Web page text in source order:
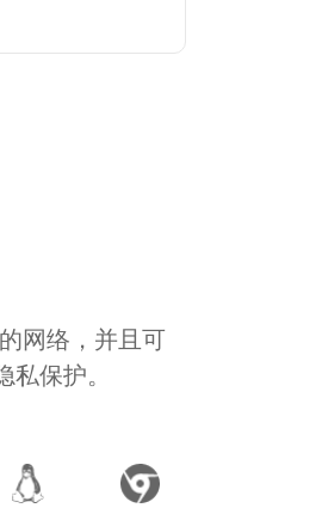
网络，并且可
保护。